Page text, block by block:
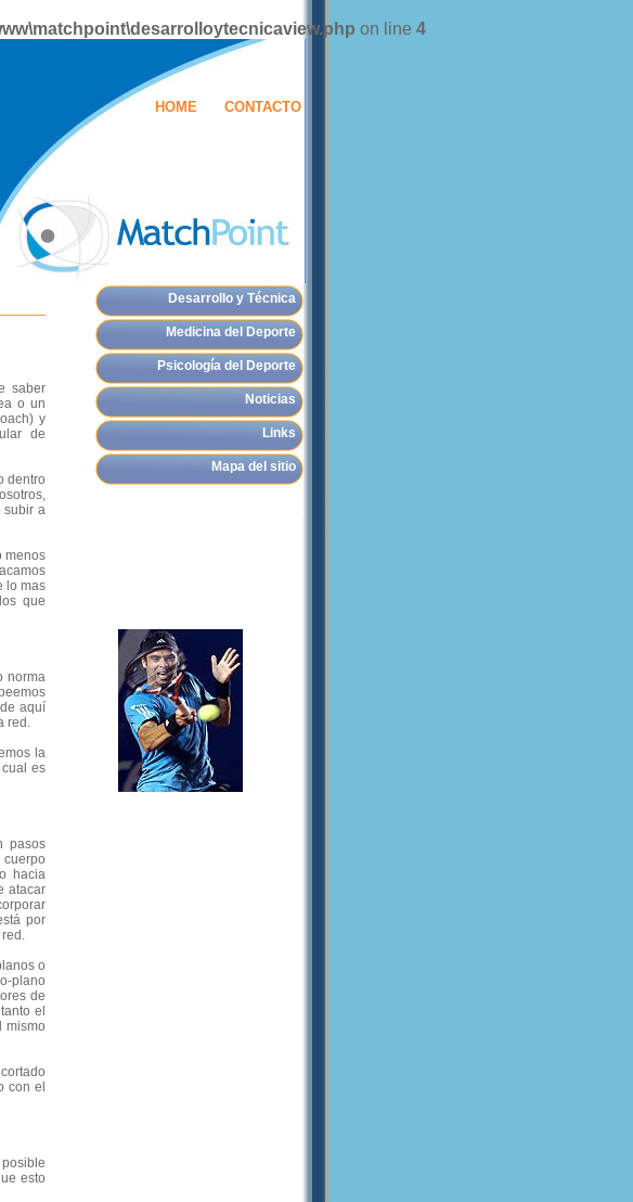
on line 4
CONTACTO
HOME
Desarrollo y Técnica
Medicina del Deporte
Psicología del Deporte
Noticias
Links
Mapa del sitio
saber
o un
y
de
dentro
subir a
menos
lo mas
que
norma
aquí
red.
la
es
pasos
cuerpo
hacia
atacar
por
o
plano
de
el
mismo
con el
esto